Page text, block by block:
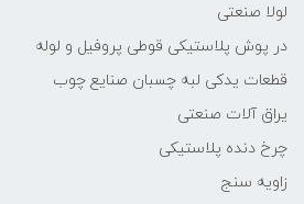
لولا صنعتی
در پوش پلاستیکی قوطی پروفیل و لوله
قطعات یدکی لبه چسبان صنایع چوب
یراق آلات صنعتی
چرخ دنده پلاستیکی
زاویه سنج